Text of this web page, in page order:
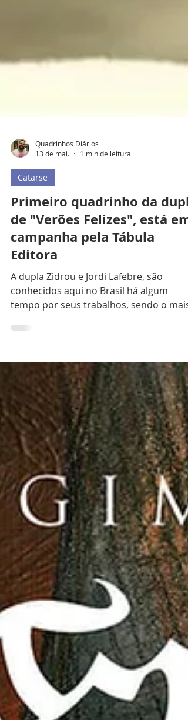
Quadrinhos Diários
13 de mai.
Catarse
Primeiro quadrinho da dupla
de "Verões Felizes", está em
campanha pela Tábula
Editora
A dupla Zidrou e Jordi Lafebre, são
conhecidos aqui no Brasil há algum
Nanquim) e A Mundana (HQueria). Agora,
a Tábula Editora lança o primeiro
quadrinho que a dupla fez em parceria:
Lydie. Capa da Edição Brasileira
originalmente em 2010, a trama tem a
seguinte sinopse: "A trama gira em torno
de Camille Tirion, uma jovem mãe que
perde sua filha recém-nascida, Lydie,
após o parto. Abalada